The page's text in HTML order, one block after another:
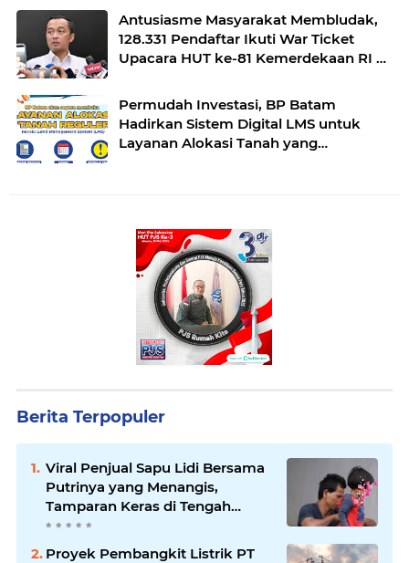
Antusiasme Masyarakat Membludak,
128.331 Pendaftar Ikuti War Ticket
Upacara HUT ke-81 Kemerdekaan RI di
Permudah Investasi, BP Batam
Hadirkan Sistem Digital LMS untuk
Layanan Alokasi Tanah yang
Berita Terpopuler
Viral Penjual Sapu Lidi Bersama
Putrinya yang Menangis,
Tamparan Keras di Tengah
Maraknya Korupsi
Proyek Pembangkit Listrik PT